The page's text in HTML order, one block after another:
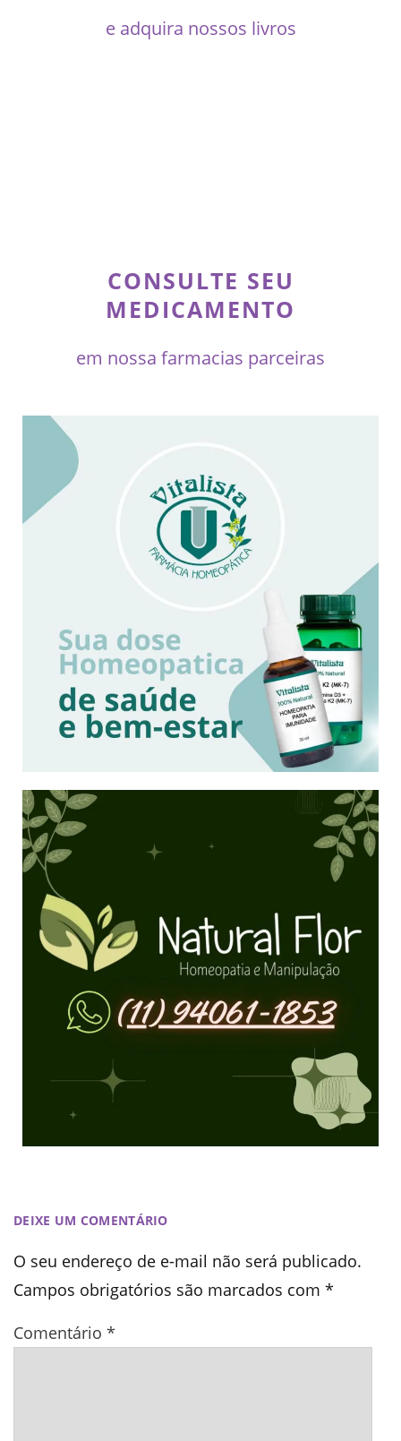
e adquira nossos livros
CONSULTE SEU
MEDICAMENTO
em nossa farmacias parceiras
DEIXE UM COMENTÁRIO
O seu endereço de e-mail não será publicado.
Campos obrigatórios são marcados com *
Comentário *